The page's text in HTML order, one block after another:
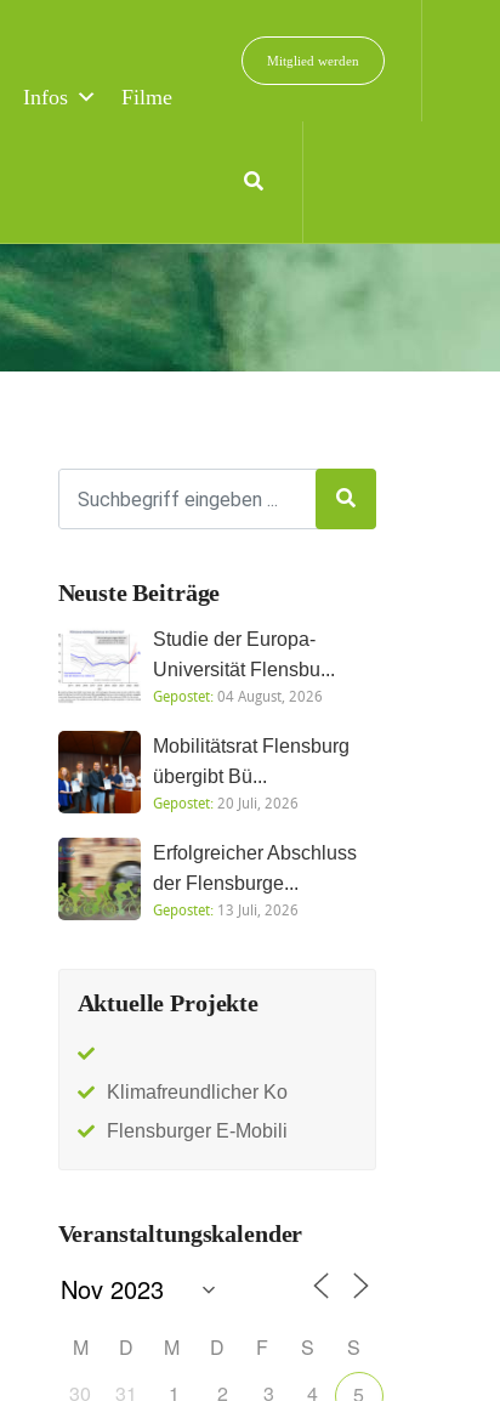
Infos
Filme
Mitglied werden
Neuste Beiträge
Studie der Europa-
Universität Flensbu...
Gepostet:04 August, 2026
Mobilitätsrat Flensburg
übergibt Bü...
Gepostet:20 Juli, 2026
Erfolgreicher Abschluss
der Flensburge...
Gepostet:13 Juli, 2026
Aktuelle Projekte
Klimafreundlicher Ko
Flensburger E-Mobili
Veranstaltungskalender
M D M D F S
S
30
31 1 2 3 4
5